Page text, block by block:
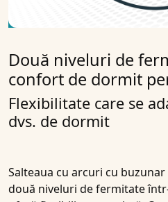
Două niveluri de
confort de dormit
Flexibilitate care se
dvs. de dormit
Salteaua cu arcuri cu
două niveluri de fermitate